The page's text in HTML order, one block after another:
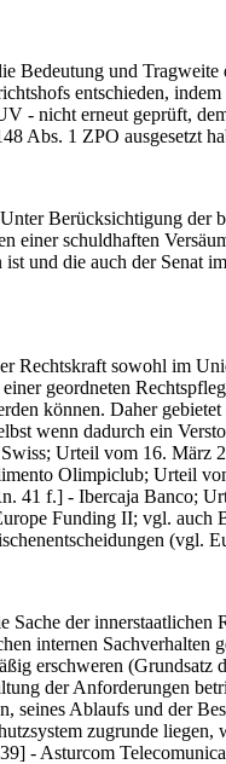
und Tragweite
entschieden,
- nicht erneut geprüft,
Abs. 1 ZPO ausgesetzt
Berücksichtigung der
schuldhaften
und die auch der Senat
sowohl im
geordneten
können. Daher
wenn dadurch ein
Urteil vom 16. März
Olimpiclub; Urteil
41 f.] - Ibercaja Banco;
Funding II; vgl.
(vgl.
der innerstaatlichen
internen Sachverhalten
erschweren
der Anforderungen
Ablaufs und der
zugrunde
- Asturcom